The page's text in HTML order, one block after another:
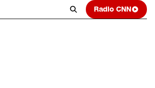
Radio CNN